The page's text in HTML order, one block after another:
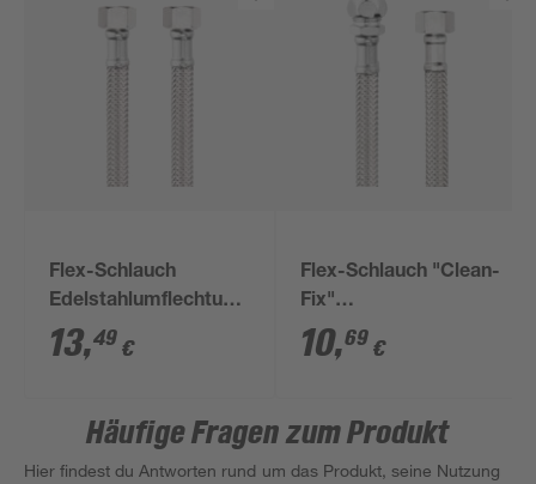
Flex-Schlauch
Edelstahlumflechtung
50 cm 3/8"
13,49 €
Flex-Schlauch "Clean-
Fix"
Edelstahlumflechtung
3/8" x 3/8" x 30 cm
10,69 €
Häufige Fragen zum Produkt
Hier findest du Antworten rund um das Produkt, seine Nutzung